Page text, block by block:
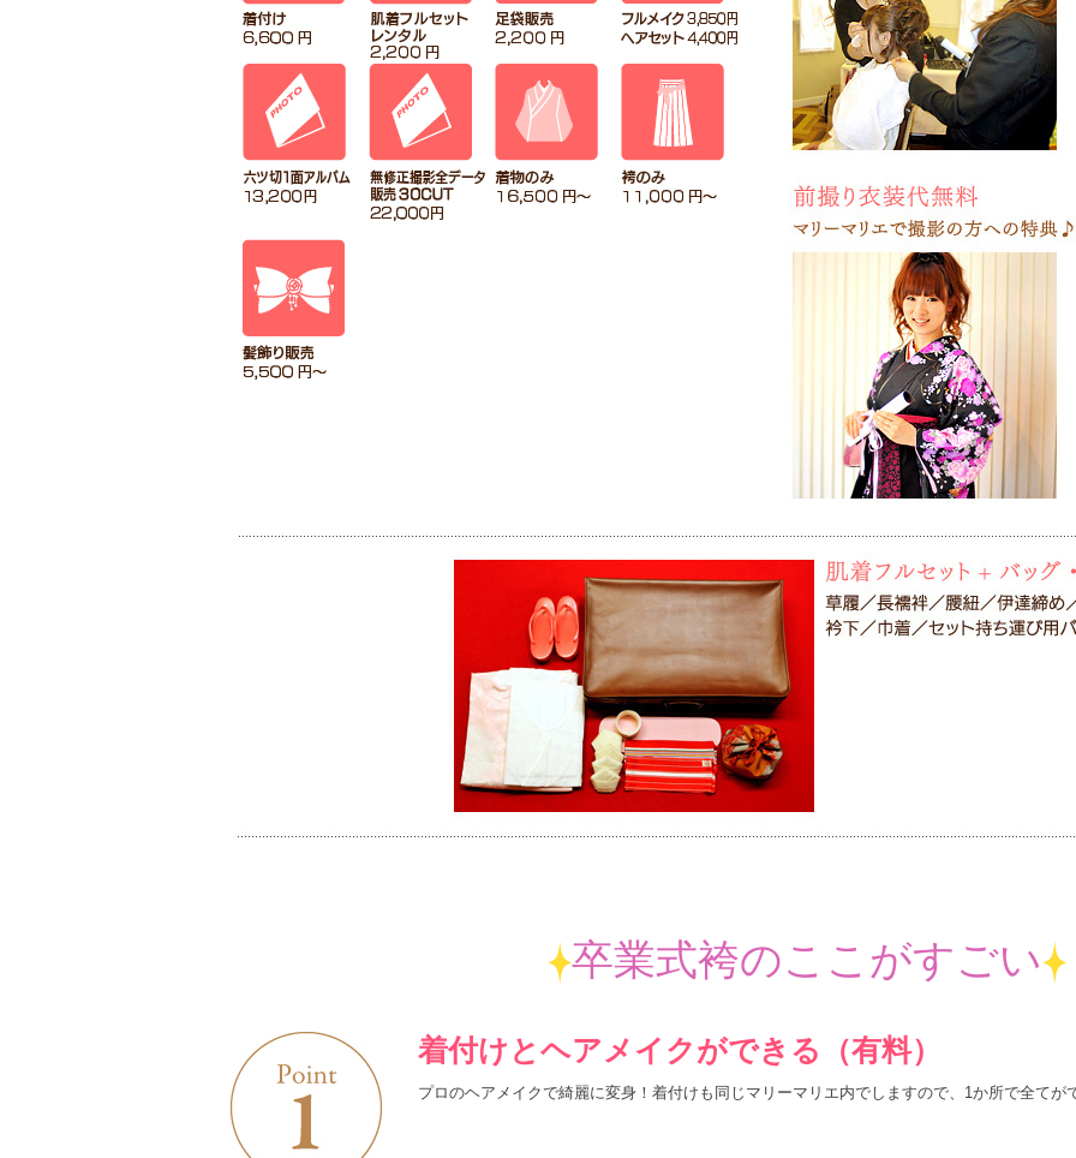
卒業式袴のここがすごい
着付けとヘアメイクができる（有料）
プロのヘアメイクで綺麗に変身！着付けも同じマリーマリエ内でしますので、1か所で全てが